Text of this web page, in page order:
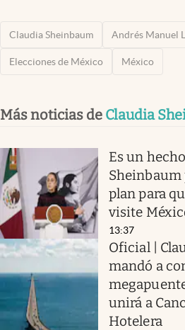
Claudia Sheinbaum Andrés Manuel
Elecciones de México México
Más noticias de Claudia
Es un
Sheinbaum
plan para
visite
13:37
Oficial |
mandó a
unirá a
Hotelera